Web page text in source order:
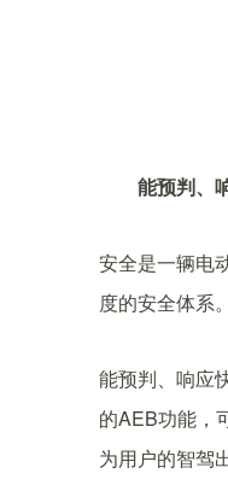
能预判、响
安全是一辆电
度的安全体系。
能预判、响应
的AEB功能，
为用户的智驾